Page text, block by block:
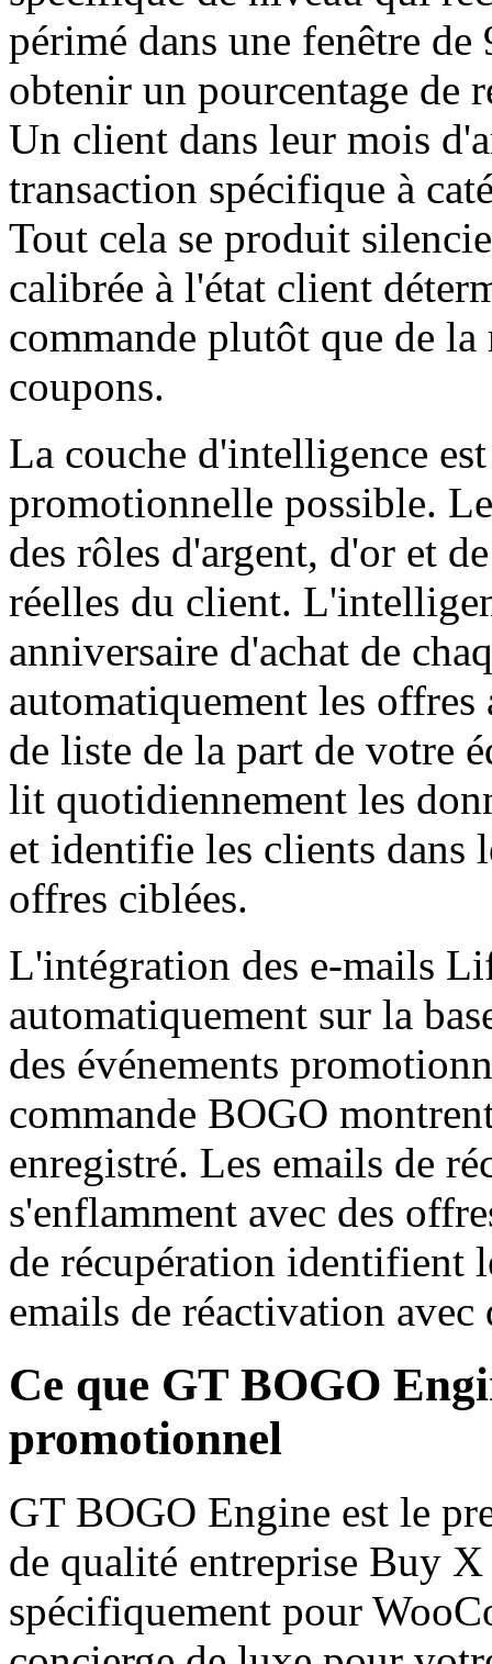
périmé dans une fenêtre
obtenir un pourcentage de
Un client dans leur mois
transaction spécifique à
Tout cela se produit
calibrée à l'état client
commande plutôt que de
coupons.
La couche d'intelligence
promotionnelle possible.
des rôles d'argent, d'or et
réelles du client.
anniversaire d'achat de
automatiquement les offres
de liste de la part de votre
lit quotidiennement les
et identifie les clients dans
offres ciblées.
L'intégration des e-mails
automatiquement sur la
des événements
commande BOGO
enregistré. Les emails de
s'enflamment avec des
de récupération identifient
emails de réactivation
Ce que GT BOGO
promotionnel
GT BOGO Engine est le
de qualité entreprise Buy
spécifiquement pour